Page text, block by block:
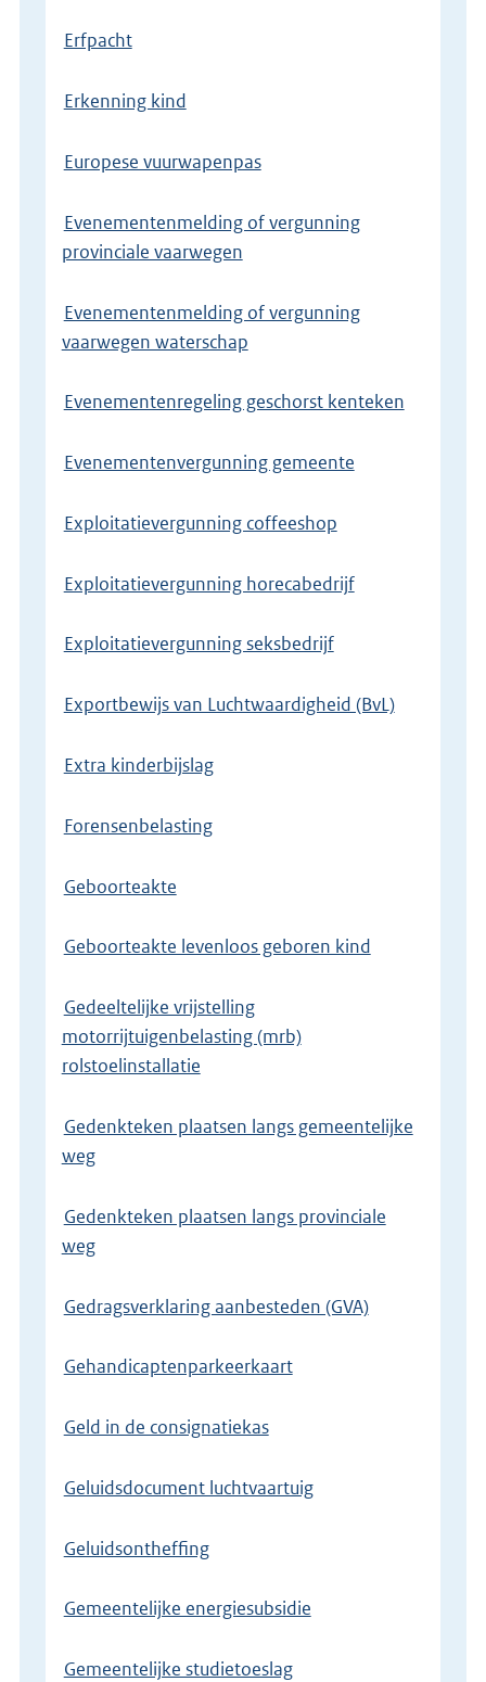
Erfpacht
Erkenning kind
Europese vuurwapenpas
Evenementenmelding of vergunning
provinciale vaarwegen
Evenementenmelding of vergunning
vaarwegen waterschap
Evenementenregeling geschorst kenteken
Evenementenvergunning gemeente
Exploitatievergunning coffeeshop
Exploitatievergunning horecabedrijf
Exploitatievergunning seksbedrijf
Exportbewijs van Luchtwaardigheid (BvL)
Extra kinderbijslag
Forensenbelasting
Geboorteakte
Geboorteakte levenloos geboren kind
Gedeeltelijke vrijstelling
motorrijtuigenbelasting (mrb)
rolstoelinstallatie
Gedenkteken plaatsen langs gemeentelijke
weg
Gedenkteken plaatsen langs provinciale
weg
Gedragsverklaring aanbesteden (GVA)
Gehandicaptenparkeerkaart
Geld in de consignatiekas
Geluidsdocument luchtvaartuig
Geluidsontheffing
Gemeentelijke energiesubsidie
Gemeentelijke studietoeslag